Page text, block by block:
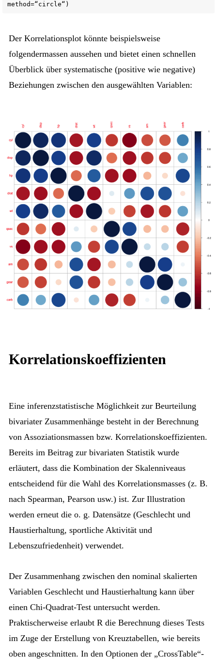
method=“circle“)
Der Korrelationsplot könnte beispielsweise
folgendermassen aussehen und bietet einen schnellen
Überblick über systematische (positive wie negative)
Beziehungen zwischen den ausgewählten Variablen:
Korrelationskoeffizienten
Eine inferenzstatistische Möglichkeit zur Beurteilung
bivariater Zusammenhänge besteht in der Berechnung
von Assoziationsmassen bzw. Korrelationskoeffizienten.
Bereits im Beitrag zur bivariaten Statistik wurde
erläutert, dass die Kombination der Skalenniveaus
entscheidend für die Wahl des Korrelationsmasses (z. B.
nach Spearman, Pearson usw.) ist. Zur Illustration
werden erneut die o. g. Datensätze (Geschlecht und
Haustierhaltung, sportliche Aktivität und
Lebenszufriedenheit) verwendet.
Der Zusammenhang zwischen den nominal skalierten
Variablen Geschlecht und Haustierhaltung kann über
einen Chi-Quadrat-Test untersucht werden.
Praktischerweise erlaubt R die Berechnung dieses Tests
im Zuge der Erstellung von Kreuztabellen, wie bereits
oben angeschnitten. In den Optionen der „CrossTable“-